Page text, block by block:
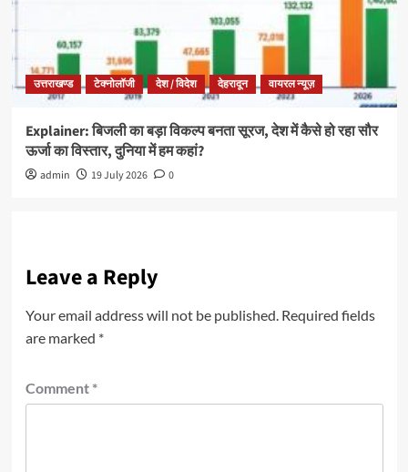
उत्तराखण्ड टेक्नोलॉजी देश / विदेश देहरादून वायरल न्यूज़
Explainer: बिजली का बड़ा विकल्प बनता सूरज, देश में कैसे हो रहा सौर
ऊर्जा का विस्तार, दुनिया में हम कहां?
admin 19 July 2026 0
Leave a Reply
Your email address will not be published. Required fields
are marked *
Comment *